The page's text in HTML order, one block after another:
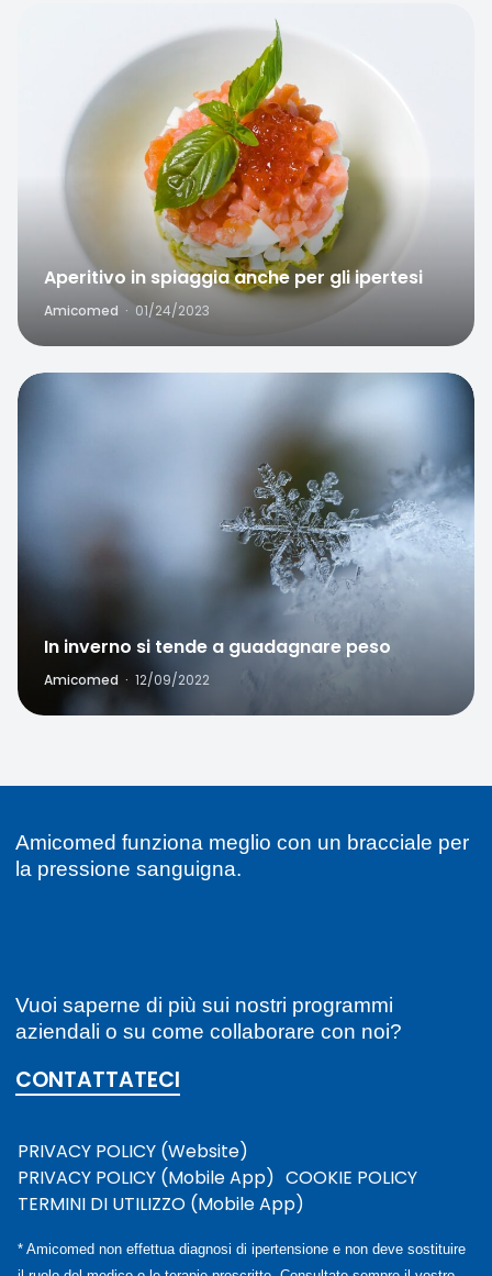
Aperitivo in spiaggia anche per gli ipertesi
Amicomed · 01/24/2023
In inverno si tende a guadagnare peso
Amicomed · 12/09/2022
Amicomed funziona meglio con un bracciale per
la pressione sanguigna.
Vuoi saperne di più sui nostri programmi
aziendali o su come collaborare con noi?
CONTATTATECI
PRIVACY POLICY (Website)
PRIVACY POLICY (Mobile App) COOKIE POLICY
TERMINI DI UTILIZZO (Mobile App)
* Amicomed non effettua diagnosi di ipertensione e non deve sostituire